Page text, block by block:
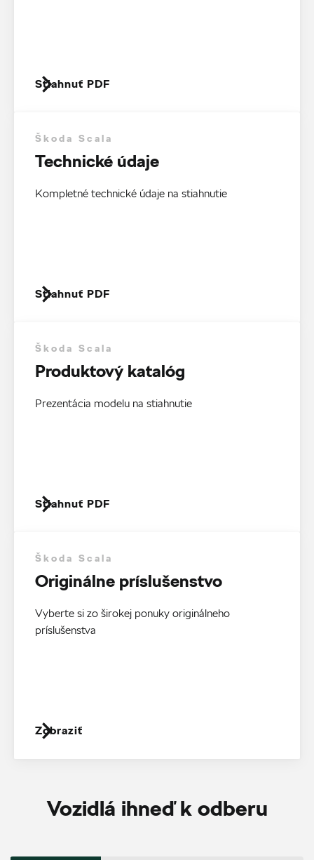
Stiahnuť PDF
Škoda Scala
Technické údaje
Kompletné technické údaje na stiahnutie
Stiahnuť PDF
Škoda Scala
Produktový katalóg
Prezentácia modelu na stiahnutie
Stiahnuť PDF
Škoda Scala
Originálne príslušenstvo
Vyberte si zo širokej ponuky originálneho
príslušenstva
Zobraziť
Vozidlá ihneď k odberu